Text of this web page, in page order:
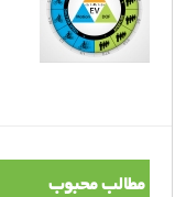
مطالب محبوب